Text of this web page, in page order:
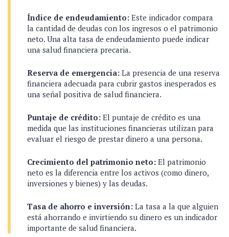
Índice de endeudamiento: Este indicador compara
la cantidad de deudas con los ingresos o el patrimonio
neto. Una alta tasa de endeudamiento puede indicar
una salud financiera precaria.
Reserva de emergencia: La presencia de una reserva
financiera adecuada para cubrir gastos inesperados es
una señal positiva de salud financiera.
Puntaje de crédito: El puntaje de crédito es una
medida que las instituciones financieras utilizan para
evaluar el riesgo de prestar dinero a una persona.
Crecimiento del patrimonio neto: El patrimonio
neto es la diferencia entre los activos (como dinero,
inversiones y bienes) y las deudas.
Tasa de ahorro e inversión: La tasa a la que alguien
está ahorrando e invirtiendo su dinero es un indicador
importante de salud financiera.